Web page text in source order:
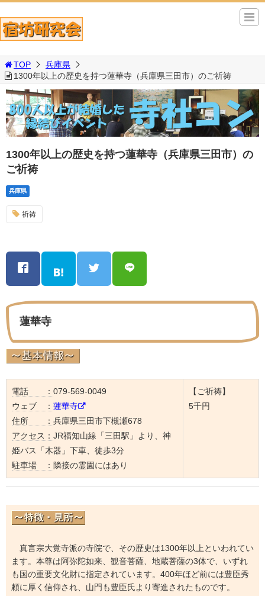
TOP
兵庫県
1300年以上の歴史を持つ蓮華寺（兵庫県三田市）のご祈祷
1300年以上の歴史を持つ蓮華寺（兵庫県三田市）の
ご祈祷
兵庫県
祈祷
蓮華寺
電話 ： 079-569-0049
ウェブ ： 蓮華寺
住所 ： 兵庫県三田市下槻瀬678
アクセス： JR福知山線「三田駅」より、神
姫バス「木器」下車、徒歩3分
駐車場 ： 隣接の霊園にはあり
【ご祈祷】
5千円
真言宗大覚寺派の寺院で、その歴史は1300年以上といわれてい
ます。本尊は阿弥陀如来、観音菩薩、地蔵菩薩の3体で、いずれ
も国の重要文化財に指定されています。400年ほど前には豊臣秀
頼に厚く信仰され、山門も豊臣氏より寄進されたものです。